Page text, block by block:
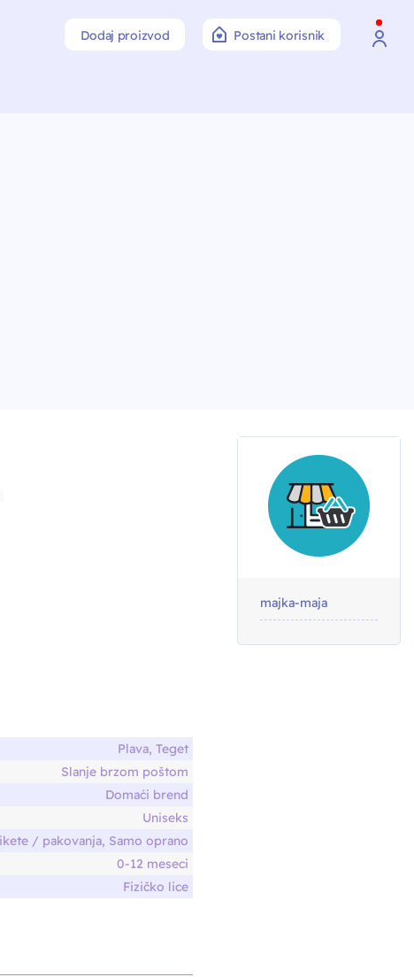
Dodaj proizvod Postani korisnik
majka-maja
Plava, Teget
Slanje brzom poštom
Domaći brend
Uniseks
/ pakovanja, Samo oprano
0-12 meseci
Fizičko lice